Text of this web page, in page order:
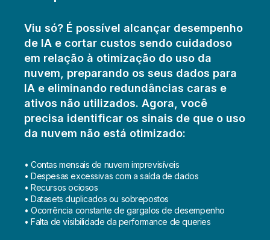
Viu só? É possível alcançar desempenho
de IA e cortar custos sendo cuidadoso
em relação à otimização do uso da
nuvem, preparando os seus dados para
IA e eliminando redundâncias caras e
ativos não utilizados. Agora, você
precisa identificar os sinais de que o uso
da nuvem não está otimizado:
• Contas mensais de nuvem imprevisíveis
• Despesas excessivas com a saída de dados
• Recursos ociosos
• Datasets duplicados ou sobrepostos
• Ocorrência constante de gargalos de desempenho
• Falta de visibilidade da performance de queries